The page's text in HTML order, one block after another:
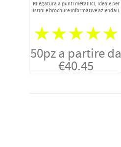
Rilegatura a punti metallici, ideale per
listini e brochure informative aziendali.
★★★★★
50pz a partire da
€40.45